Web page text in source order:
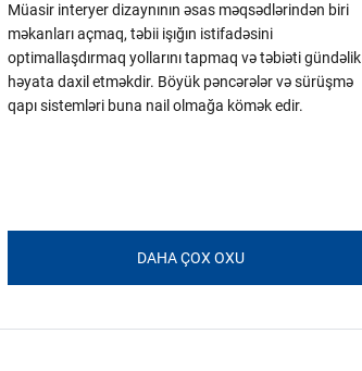
Müasir interyer dizaynının əsas məqsədlərindən biri
məkanları açmaq, təbii işığın istifadəsini
optimallaşdırmaq yollarını tapmaq və təbiəti gündəlik
həyata daxil etməkdir. Böyük pəncərələr və sürüşmə
qapı sistemləri buna nail olmağa kömək edir.
DAHA ÇOX OXU